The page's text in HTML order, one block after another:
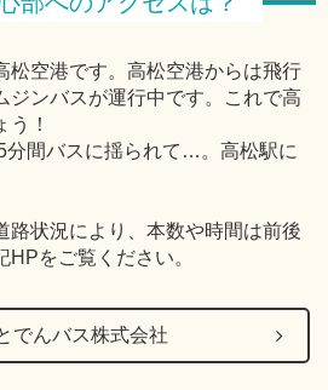
松空港です。高松空港からは飛行
ジンバスが運行中です。これで高
！
分間バスに揺られて…。高松駅に
状況により、本数や時間は前後
をご覧ください。
でんバス株式会社